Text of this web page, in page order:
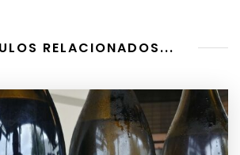
RELACIONADOS...